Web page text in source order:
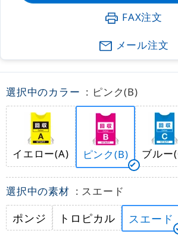
FAX注文
メール注文
選択中のカラー : ピンク(B)
イエロー(A) ピンク(B) ブルー
選択中の素材 : スエード
ポンジ トロピカル スエード